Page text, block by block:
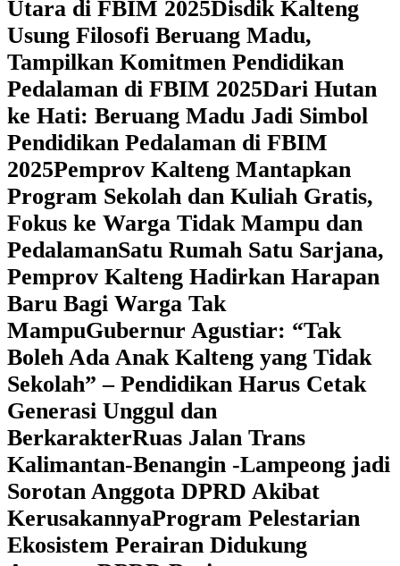
Utara di FBIM 2025Disdik Kalteng
Usung Filosofi Beruang Madu,
Tampilkan Komitmen Pendidikan
Pedalaman di FBIM 2025‎Dari Hutan
ke Hati: Beruang Madu Jadi Simbol
Pendidikan Pedalaman di FBIM
2025‎Pemprov Kalteng Mantapkan
Program Sekolah dan Kuliah Gratis,
Fokus ke Warga Tidak Mampu dan
Pedalaman‎Satu Rumah Satu Sarjana,
Pemprov Kalteng Hadirkan Harapan
Baru Bagi Warga Tak
Mampu‎Gubernur Agustiar: “Tak
Boleh Ada Anak Kalteng yang Tidak
Sekolah” – Pendidikan Harus Cetak
Generasi Unggul dan
BerkarakterRuas Jalan Trans
Kalimantan-Benangin -Lampeong jadi
Sorotan Anggota DPRD Akibat
KerusakannyaProgram Pelestarian
Ekosistem Perairan Didukung